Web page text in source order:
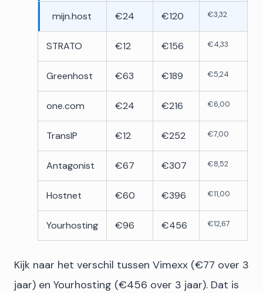
mijn.host €24 €120 €3,32
STRATO €12 €156 €4,33
Greenhost €63 €189 €5,24
one.com €24 €216 €6,00
TransIP €12 €252 €7,00
Antagonist €67 €307 €8,52
Hostnet €60 €396 €11,00
Yourhosting €96 €456 €12,67
Kijk naar het verschil tussen Vimexx (€77 over 3
jaar) en Yourhosting (€456 over 3 jaar). Dat is